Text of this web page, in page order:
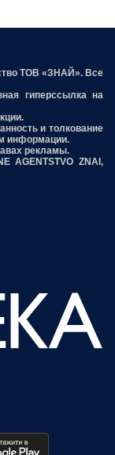
ТОВ «ЗНАЙ». Все
гиперссылка на
и толкование
информации.
рекламы.
AGENTSTVO ZNAI,